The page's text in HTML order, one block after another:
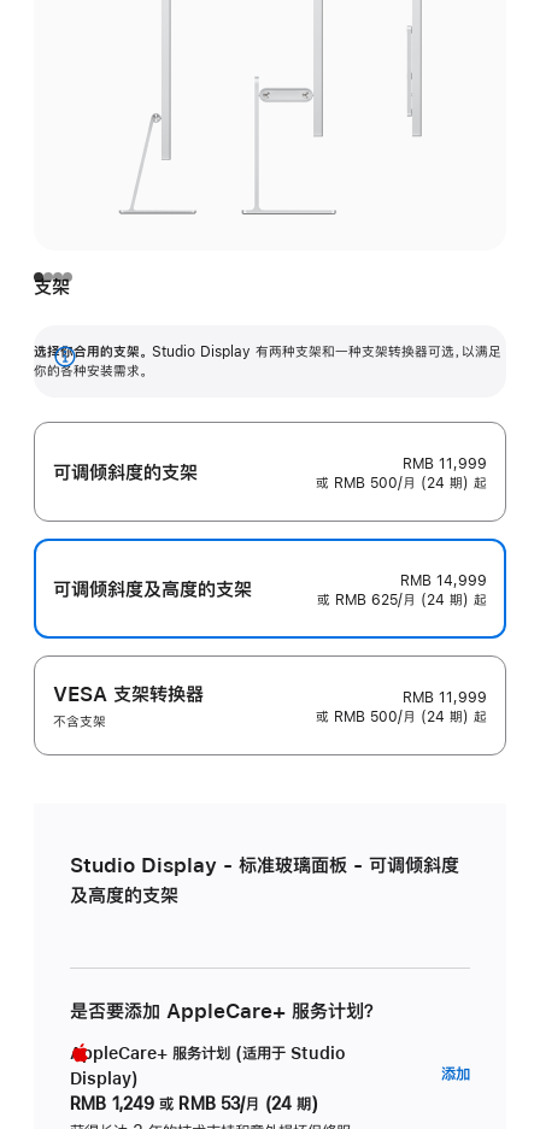
支架
选择你合用的支架。 Studio Display 有两种支架和一种支架转换器可选，以满足
你的各种安装需求。
展
可调倾斜度的支架
RMB 11,999
或 RMB 500/月 (24 期) 起
可调倾斜度及高‍度的支‍架
RMB 14,999
或 RMB 625/月 (24 期) 起
VESA 支架转换器
不含支架
RMB 11,999
或 RMB 500/月 (24 期) 起
Studio Display - 标准玻璃面板 - 可调倾斜度
及高度的支架
是否要添加 AppleCare+ 服务计划？
AppleCare+ 服务计划 (适用于 Studio
Display)
RMB 1,249 或 RMB 53/月 (24 期)
添加